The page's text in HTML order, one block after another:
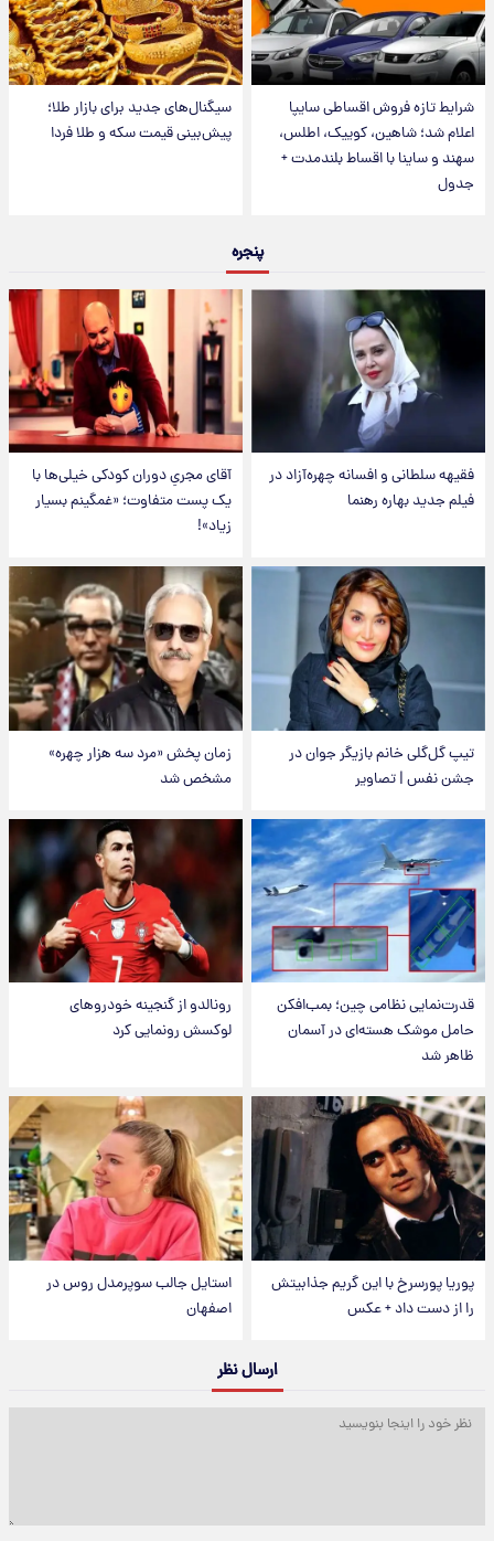
شرایط تازه فروش اقساطی سایپا
اعلام شد؛ شاهین، کوییک، اطلس،
سهند و ساینا با اقساط بلندمدت +
جدول
سیگنال‌های جدید برای بازار طلا؛
پیش‌بینی قیمت سکه و طلا فردا
پنجره
فقیهه سلطانی و افسانه چهره‌آزاد در
فیلم جدید بهاره رهنما
آقای مجریِ دوران کودکی خیلی‌ها با
یک پست متفاوت؛ «غمگینم بسیار
زیاد»!
تیپ گل‌گلی خانم بازیگر جوان در
جشن نفس | تصاویر
زمان پخش «مرد سه هزار چهره»
مشخص شد
قدرت‌نمایی نظامی چین؛ بمب‌افکن
حامل موشک هسته‌ای در آسمان
ظاهر شد
رونالدو از گنجینه خودروهای
لوکسش رونمایی کرد
پوریا پورسرخ با این گریم جذابیتش
را از دست داد + عکس
استایل جالب سوپرمدل روس در
اصفهان
ارسال نظر